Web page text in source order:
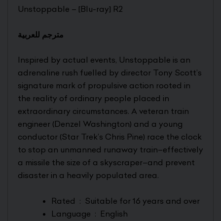
Unstoppable – [Blu-ray] R2
مترجم للعربية
Inspired by actual events, Unstoppable is an
adrenaline rush fuelled by director Tony Scott’s
signature mark of propulsive action rooted in
the reality of ordinary people placed in
extraordinary circumstances. A veteran train
engineer (Denzel Washington) and a young
conductor (Star Trek’s Chris Pine) race the clock
to stop an unmanned runaway train–effectively
a missile the size of a skyscraper–and prevent
disaster in a heavily populated area.
Rated ‏ : ‎ Suitable for 16 years and over
Language ‏ : ‎ English